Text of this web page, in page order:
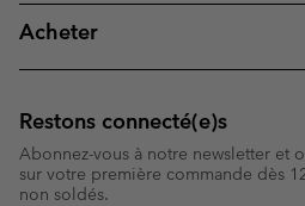
Acheter
Restons connecté(e)s
Abonnez-vous à notre newsletter et
sur votre première commande dès
non soldés.